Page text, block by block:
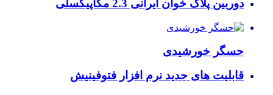
دوربین پلاک خوان ایرانی 2.3 مگاپیکسلی
حسگر خورشیدی
قابلیت های جدید نرم افزار فتوفینیش